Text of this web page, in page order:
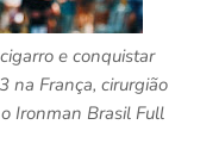
e conquistar
na França, cirurgião
Ironman Brasil Full